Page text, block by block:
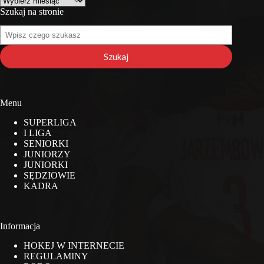
Szukaj na stronie
Szukaj
na
stronie
Szukaj
Menu
SUPERLIGA
I LIGA
SENIORKI
JUNIORZY
JUNIORKI
SĘDZIOWIE
KADRA
Informacja
HOKEJ W INTERNECIE
REGULAMINY